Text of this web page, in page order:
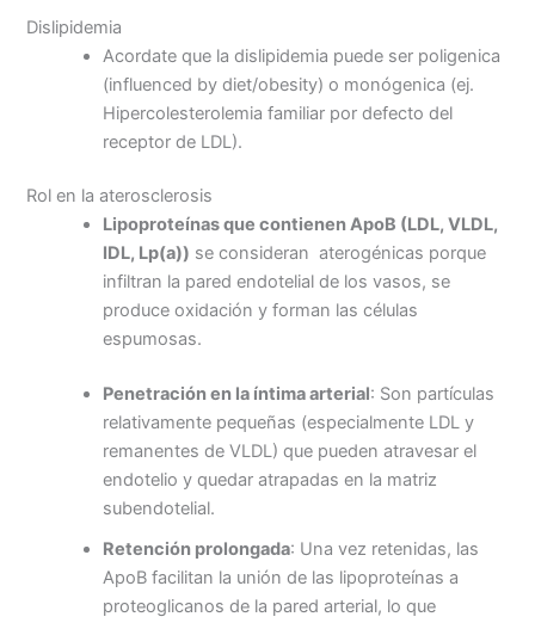
Dislipidemia
Acordate que la dislipidemia puede ser poligenica
(influenced by diet/obesity) o monógenica (ej.
Hipercolesterolemia familiar por defecto del
receptor de LDL).
Rol en la aterosclerosis
Lipoproteínas que contienen ApoB (LDL, VLDL,
IDL, Lp(a)) se consideran aterogénicas porque
infiltran la pared endotelial de los vasos, se
produce oxidación y forman las células
espumosas.
Penetración en la íntima arterial: Son partículas
relativamente pequeñas (especialmente LDL y
remanentes de VLDL) que pueden atravesar el
endotelio y quedar atrapadas en la matriz
subendotelial.
Retención prolongada: Una vez retenidas, las
ApoB facilitan la unión de las lipoproteínas a
proteoglicanos de la pared arterial, lo que